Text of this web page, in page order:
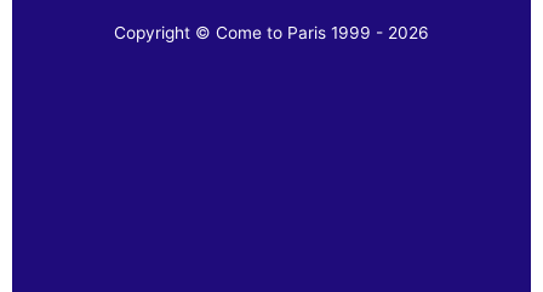
Copyright © Come to Paris 1999 - 2026